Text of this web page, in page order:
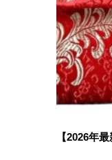
【2026年